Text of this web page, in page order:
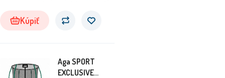
Kúpiť
Aga SPORT
EXCLUSIVE